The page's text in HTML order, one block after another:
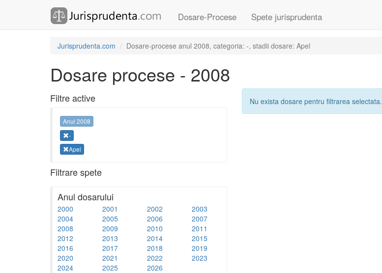
Dosare-Procese Spete jurisprudenta
Jurisprudenta.com Dosare-procese anul 2008, categoria: -, stadii dosare: Apel
Dosare procese - 2008
Filtre active
Anul 2008
-
Apel
Filtrare spete
Anul dosarului
2000 2001 2002
2003
2004
2005 2006
2007
2008
2009 2010
2011
2012
2013 2014
2015
2016
2017 2018
2019
2020
2021 2022
2023
2024
2025 2026
Nu exista dosare pentru filtrarea selectata.